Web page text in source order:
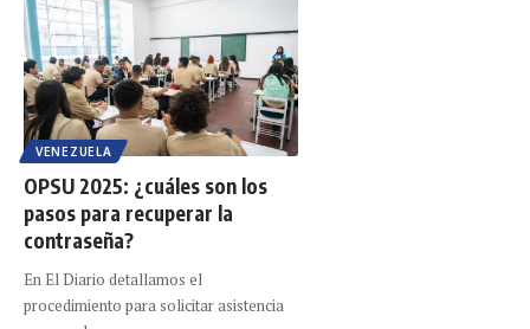
VENEZUELA
OPSU 2025: ¿cuáles son los
pasos para recuperar la
contraseña?
En El Diario detallamos el
procedimiento para solicitar asistencia